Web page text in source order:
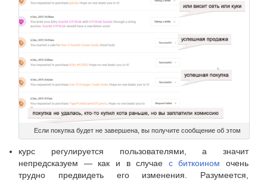
Если покупка будет не завершена, вы получите сообщение об этом
курс регулируется пользователями, а значит
непредсказуем — как и в случае с биткоином очень
трудно предвидеть его изменения. Разумеется,